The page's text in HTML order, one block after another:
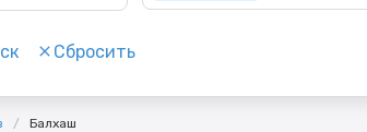
Сбросить
Балхаш